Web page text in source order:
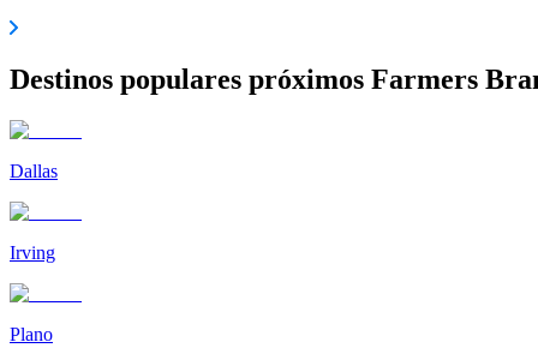
Destinos populares próximos Farmers
Dallas
Irving
Plano